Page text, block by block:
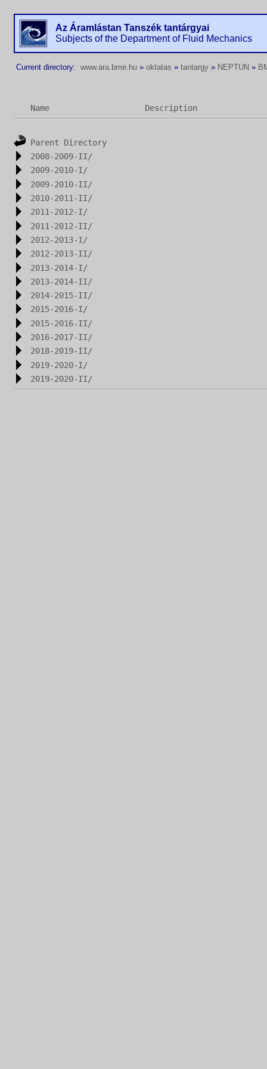
Az Áramlástan Tanszék tantárgyai
Subjects of the Department of Fluid Mechanics
Current directory: www.ara.bme.hu » oktatas » tantargy » NEPTUN »
Name Description
Parent Directory
2008-2009-II/
2009-2010-I/
2009-2010-II/
2010-2011-II/
2011-2012-I/
2011-2012-II/
2012-2013-I/
2012-2013-II/
2013-2014-I/
2013-2014-II/
2014-2015-II/
2015-2016-I/
2015-2016-II/
2016-2017-II/
2018-2019-II/
2019-2020-I/
2019-2020-II/